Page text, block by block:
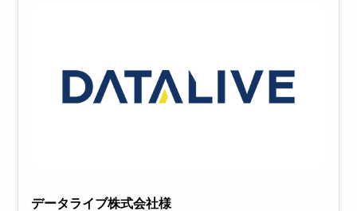
データライブ株式会社様